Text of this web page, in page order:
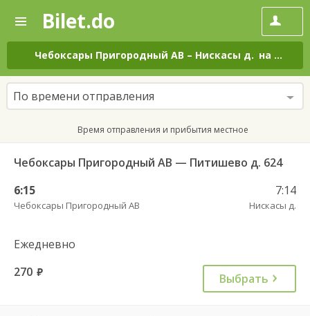
—
Поиск
и
покупка
билетов
на
автобус
онлайн
Bilet.do
Чебоксары Пригородный АВ – Нискасы д. на все дни
По времени отправления
Время отправления и прибытия местное
Чебоксары Пригородный АВ — Питишево д. 624
6:15
Чебоксары Пригородный АВ
7:14
Нискасы д.
Ежедневно
270 руб. Выбрать